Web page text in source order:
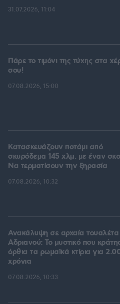
31.07.2026, 11:04
Πάρε το τιμόνι της τύχης στα
σου!
07.08.2026, 15:00
Κατασκευάζουν ποτάμι από
σκυρόδεμα 145 χλμ. με έναν
Να τερματίσουν την ξηρασία
07.08.2026, 10:32
Ανακάλυψη σε αρχαία τουαλέτα
Αδριανού: Το μυστικό που
όρθια τα ρωμαϊκά κτίρια για
χρόνια
07.08.2026, 10:33